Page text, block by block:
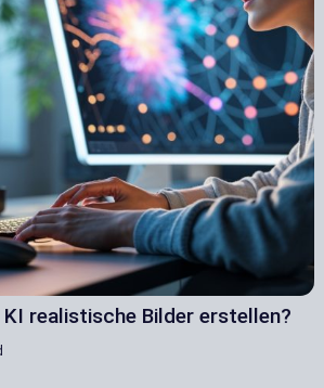
realistische Bilder erstellen?